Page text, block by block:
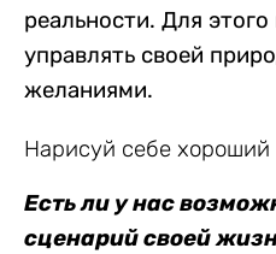
реальности. Для
управлять своей
желаниями.
Нарисуй себе хороший
Есть ли у нас
сценарий своей